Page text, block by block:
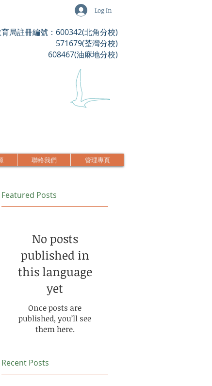
Log In
局註冊編號：600342(北角分校)
571679(荃灣分校)
608467(油麻地分校)
聯絡我們 管理專頁
Featured Posts
No posts
published in
this language
yet
Once posts are
published, you’ll see
them here.
Recent Posts